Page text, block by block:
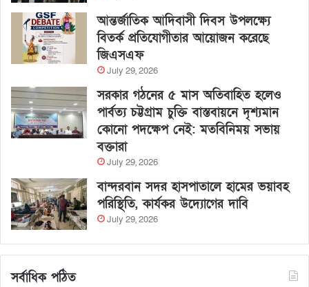
আন্তর্জাতিক আদিবাসী দিবস উপলক্ষ্যে
বিতর্ক প্রতিযোগীতার আয়োজন করেছে
জিএসএফ
July 29, 2026
সরকার গঠনের ৫ মাস অতিবাহিত হলেও
পার্বত্য চট্টগ্রাম চুক্তি বাস্তবায়নে দৃশ্যমান
কোনো পদক্ষেপ নেই: মতবিনিময় সভায়
বক্তারা
July 29, 2026
বান্দরবান সদর হাসপাতালে হামের ভয়াবহ
পরিস্থিতি, কার্যকর উদ্যোগের দাবি
July 29, 2026
সর্বাধিক পঠিত